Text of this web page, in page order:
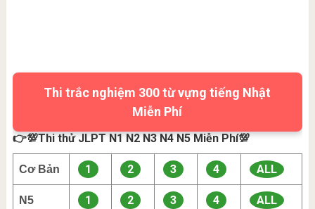
Thi trắc nghiệm 300 từ vựng tiếng Nhật
Miễn Phí
👉💯Thi thử JLPT N1 N2 N3 N4 N5 Miễn Phí💯
Cơ Bản 1 2 3 4 ALL
N5 1 2 3 4 ALL